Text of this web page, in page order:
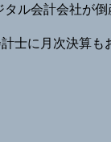
ル会計会社が倒
士に月次決算も